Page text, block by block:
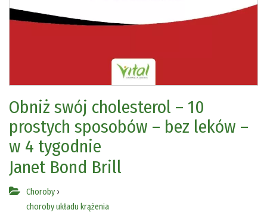
Obniż swój cholesterol – 10
prostych sposobów – bez leków –
w 4 tygodnie
Janet Bond Brill
Choroby ›
choroby układu krążenia